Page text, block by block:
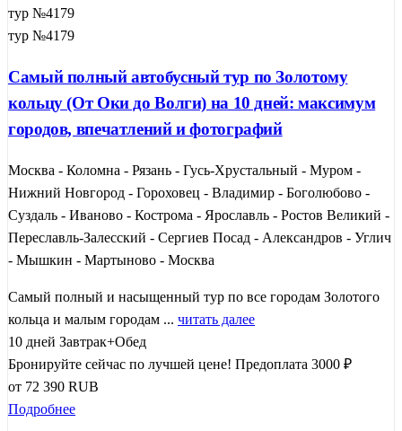
тур №4179
тур №4179
Самый полный автобусный тур по Золотому
кольцу (От Оки до Волги) на 10 дней: максимум
городов, впечатлений и фотографий
Москва - Коломна - Рязань - Гусь-Хрустальный - Муром -
Нижний Новгород - Гороховец - Владимир - Боголюбово -
Суздаль - Иваново - Кострома - Ярославль - Ростов Великий -
Переславль-Залесский - Сергиев Посад - Александров - Углич
- Мышкин - Мартыново - Москва
Самый полный и насыщенный тур по все городам Золотого
кольца и малым городам ... читать далее
10 дней Завтрак+Обед
Бронируйте сейчас по лучшей цене! Предоплата 3000 ₽
от 72 390 RUB
Подробнее